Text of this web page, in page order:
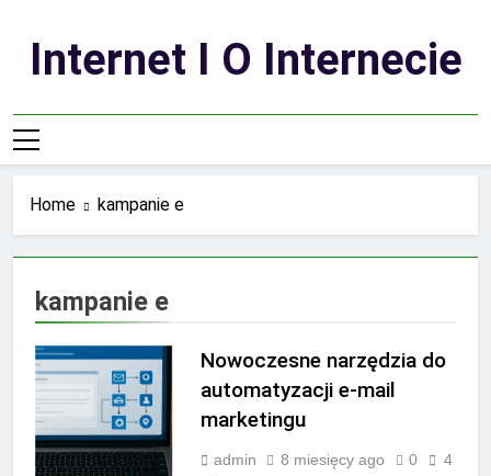
contentInternet I O Internecie
Home kampanie e
kampanie e
Nowoczesne narzędzia do
automatyzacji e-mail
marketingu
admin 8 miesięcy ago 0
4